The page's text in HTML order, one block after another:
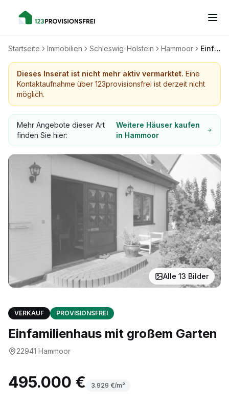
Startseite Immobilien Schleswig-Holstein Hammoor Einfamilienhaus mit großem Garten
Dieses Inserat ist nicht mehr aktiv vermarktet. Eine
Kontaktaufnahme über 123provisionsfrei ist derzeit nicht
möglich.
Mehr Angebote dieser Art
finden Sie hier:
Weitere Häuser kaufen
in Hammoor
Alle 13 Bilder
VERKAUF PROVISIONSFREI
Einfamilienhaus mit großem Garten
22941 Hammoor
495.000 € 3.929 €/m²